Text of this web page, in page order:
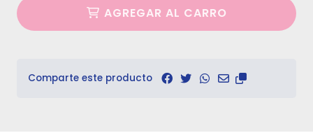
AGREGAR AL CARRO
Comparte este producto